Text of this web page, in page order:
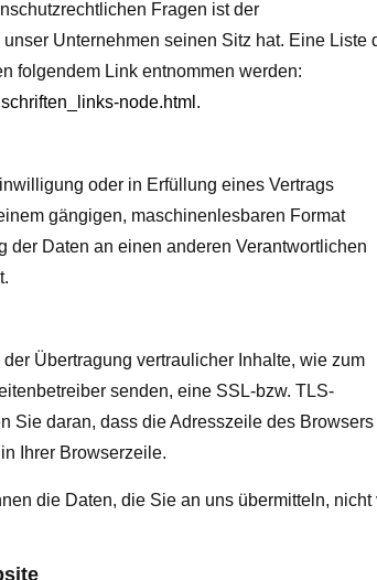
Fragen ist der
Unternehmen seinen Sitz hat. Eine Liste
folgendem Link entnommen werden:
node.html .
oder in Erfüllung eines Vertrags
gängigen, maschinenlesbaren Format
Daten an einen anderen Verantwortlichen
Übertragung vertraulicher Inhalte, wie zum
senden, eine SSL-bzw. TLS-
Sie daran, dass die Adresszeile des Browsers
Ihrer Browserzeile.
die Daten, die Sie an uns übermitteln, nicht